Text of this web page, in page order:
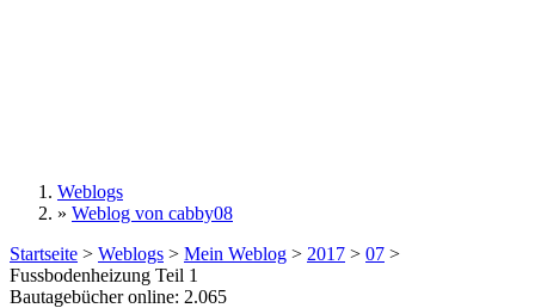
Sie sind hier
Weblogs
» Weblog von cabby08
Startseite > Weblogs > Mein Weblog > 2017 > 07 >
Fussbodenheizung Teil 1
Bautagebücher online: 2.065